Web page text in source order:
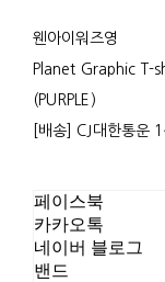
웬아이워즈영
Planet Graphic T-
(PURPLE)
[배송] CJ대한통운
페이스북
카카오톡
네이버 블로그
밴드